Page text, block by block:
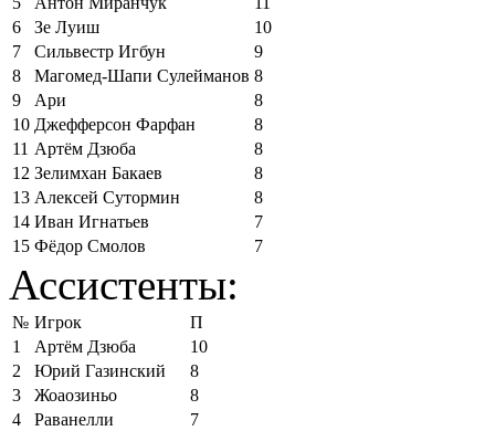
6
Зе Луиш
10
7
Сильвестр Игбун
9
8
Магомед-Шапи Сулейманов 8
9
Ари
8
10 Джефферсон Фарфан
8
11 Артём Дзюба
8
12 Зелимхан Бакаев
8
13 Алексей Сутормин
8
14 Иван Игнатьев
7
15 Фёдор Смолов 7
Ассистенты:
№ Игрок
П
1
Артём Дзюба
10
2
Юрий Газинский
8
3
Жоаозиньо
8
4
Раванелли
7